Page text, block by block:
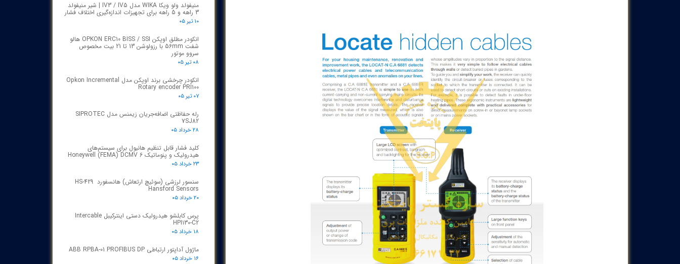
منیفولد ولو ویکا WIKA مدل IV3 / IV5 | شیر منیفولد
3 راهه و 5 راهه برای تجهیزات اندازه‌گیری اختلاف فشار
۱۰ تیر ۰۵
انکودر مطلق اوپکن OPKON ERC10 BISS / SSI هالو
شفت 56mm با رزولوشن 13 تا 21 بیت مخصوص
سروو موتور
۰۸ تیر ۰۵
انکودر چرخشی برند اوپکن مدل Opkon Incremental
Rotary encoder PRI100
۰۷ تیر ۰۵
رله حفاظتی اضافه‌جریان زیمنس مدل SIPROTEC
7SJ82
۲۸ خرداد ۰۵
کلید فشار قابل تنظیم هانیول برای سیستم‌های
هیدرولیک و پنوماتیک Honeywell (FEMA) DCMV 6
۲۳ خرداد ۰۵
سنسور لرزشی (سوئیچ ارتعاش) هانسفورد HS-429
Hansford Sensors
۲۰ خرداد ۰۵
پرس کابلشو هیدرولیک دستی اینترکیبل Intercable
HPI130-C2
۱۸ خرداد ۰۵
ماژول آداپتور ارتباطی ABB RPBA-01 PROFIBUS DP
۱۶ خرداد ۰۵